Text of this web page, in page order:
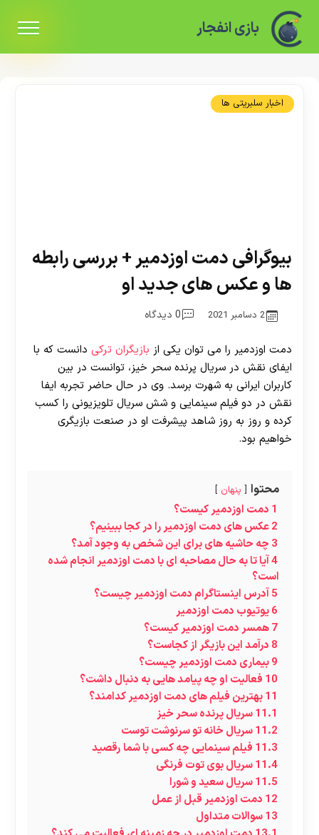
بازی انفجار
اخبار سلبریتی ها
بیوگرافی دمت اوزدمیر + بررسی رابطه
ها و عکس های جدید او
2 دسامبر 2021 0 دیدگاه
دمت اوزدمیر را می توان یکی از بازیگران ترکی دانست که با
ایفای نقش در سریال پرنده سحر خیز، توانست در بین
کاربران ایرانی به شهرت برسد. وی در حال حاضر تجربه ایفا
نقش در دو فیلم سینمایی و شش سریال تلویزیونی را کسب
کرده و روز به روز شاهد پیشرفت او در صنعت بازیگری
خواهیم بود.
محتوا پنهان
1 دمت اوزدمیر کیست؟
2عکس های دمت اوزدمیر را در کجا ببینیم؟
3 چه حاشیه های برای این شخص به وجود آمد؟
4آیا تا به حال مصاحبه ای با دمت اوزدمیر انجام شده
است؟
5آدرس اینستاگرام دمت اوزدمیر چیست؟
6یوتیوب دمت اوزدمیر
7همسر دمت اوزدمیر کیست؟
8 درآمد این بازیگر از کجاست؟
9بیماری دمت اوزدمیر چیست؟
10 فعالیت او چه پیامد هایی به دنبال داشت؟
11بهترین فیلم های دمت اوزدمیر کدامند؟
11.1سریال پرنده سحر خیز
11.2سریال خانه تو سرنوشت توست
11.3 فیلم سینمایی چه کسی با شما رقصید
11.4سریال بوی توت فرنگی
11.5سریال سعید و شورا
12 دمت اوزدمیر قبل از عمل
13سوالات متداول